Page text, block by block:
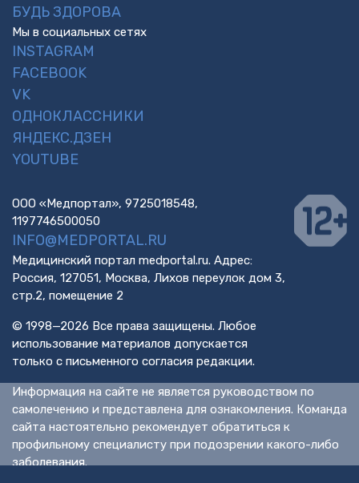
БУДЬ ЗДОРОВА
Мы в социальных сетях
INSTAGRAM
FACEBOOK
VK
ОДНОКЛАССНИКИ
ЯНДЕКС.ДЗЕН
YOUTUBE
ООО «Медпортал», 9725018548,
1197746500050
INFO@MEDPORTAL.RU
Медицинский портал medportal.ru. Адрес:
Россия, 127051, Москва, Лихов переулок дом 3,
стр.2, помещение 2
© 1998—2026 Все права защищены. Любое
использование материалов допускается
только с письменного согласия редакции.
Информация на сайте не является руководством по
самолечению и представлена для ознакомления. Команда
сайта настоятельно рекомендует обратиться к
профильному специалисту при подозрении какого-либо
заболевания.